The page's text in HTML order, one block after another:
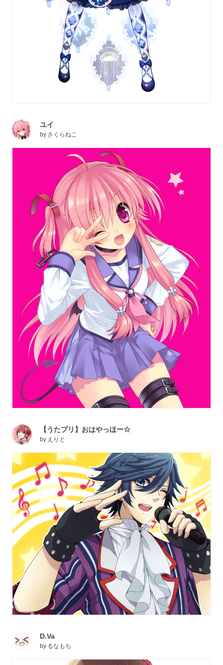
ユイ
by さくらねこ
【うたプリ】おはやっほー☆
by えりと
D.Va
by るなもち